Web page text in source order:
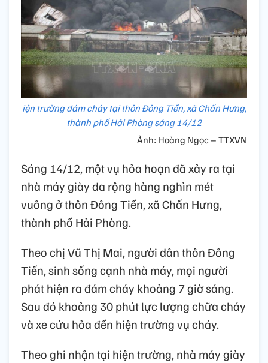
iện trường đám cháy tại thôn Đông Tiến, xã Chấn Hưng,
thành phố Hải Phòng sáng 14/12
Ảnh: Hoàng Ngọc – TTXVN
Sáng 14/12, một vụ hỏa hoạn đã xảy ra tại
nhà máy giày da rộng hàng nghìn mét
vuông ở thôn Đông Tiến, xã Chấn Hưng,
thành phố Hải Phòng.
Theo chị Vũ Thị Mai, người dân thôn Đông
Tiến, sinh sống cạnh nhà máy, mọi người
phát hiện ra đám cháy khoảng 7 giờ sáng.
Sau đó khoảng 30 phút lực lượng chữa cháy
và xe cứu hỏa đến hiện trường vụ cháy.
Theo ghi nhận tại hiện trường, nhà máy giày